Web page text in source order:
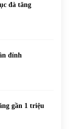
đà tăng
đỉnh
gần 1 triệu